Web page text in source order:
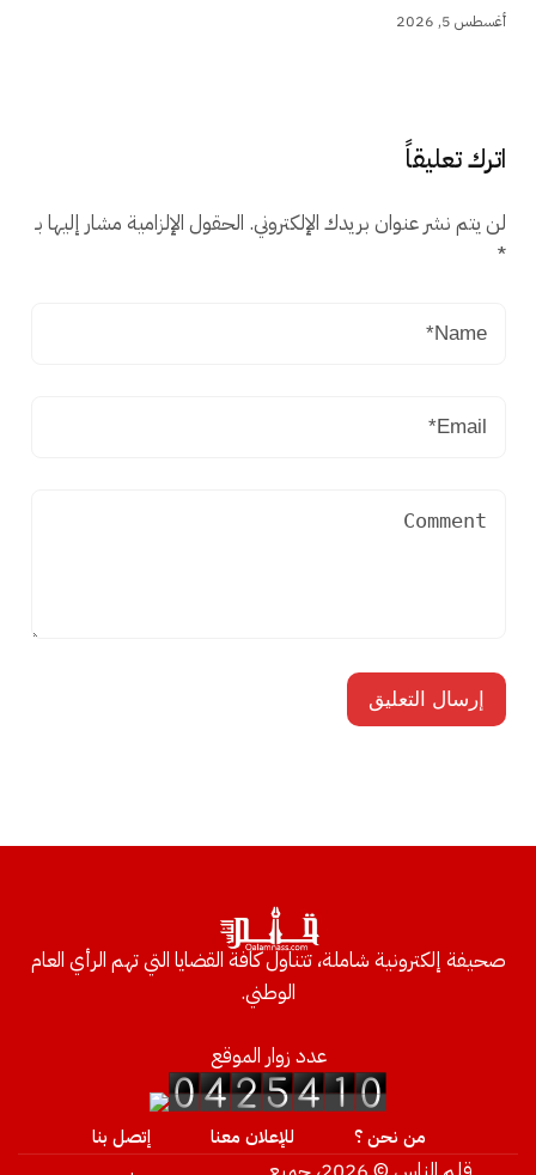
أغسطس 5, 2026
اترك تعليقاً
لن يتم نشر عنوان بريدك الإلكتروني. الحقول الإلزامية مشار إليها بـ
*
صحيفة إلكترونية شاملة، تتناول كافة القضايا التي تهم الرأي العام
الوطني.
عدد زوار الموقع
من نحن ؟ للإعلان معنا إتصل بنا